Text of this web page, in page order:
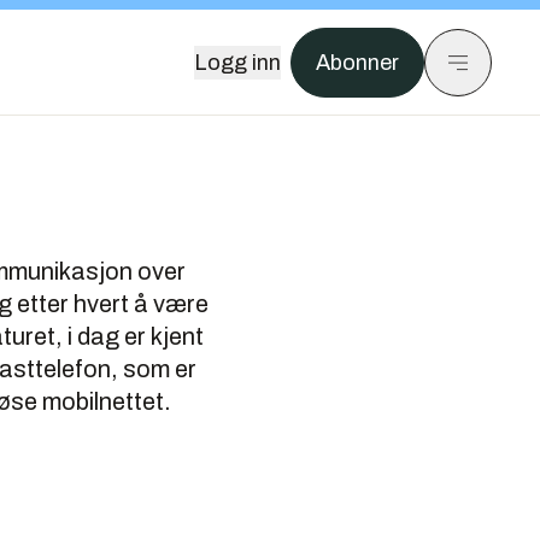
Logg inn Abonner
over
etter hvert å være
i dag er kjent
som er
mobilnettet.